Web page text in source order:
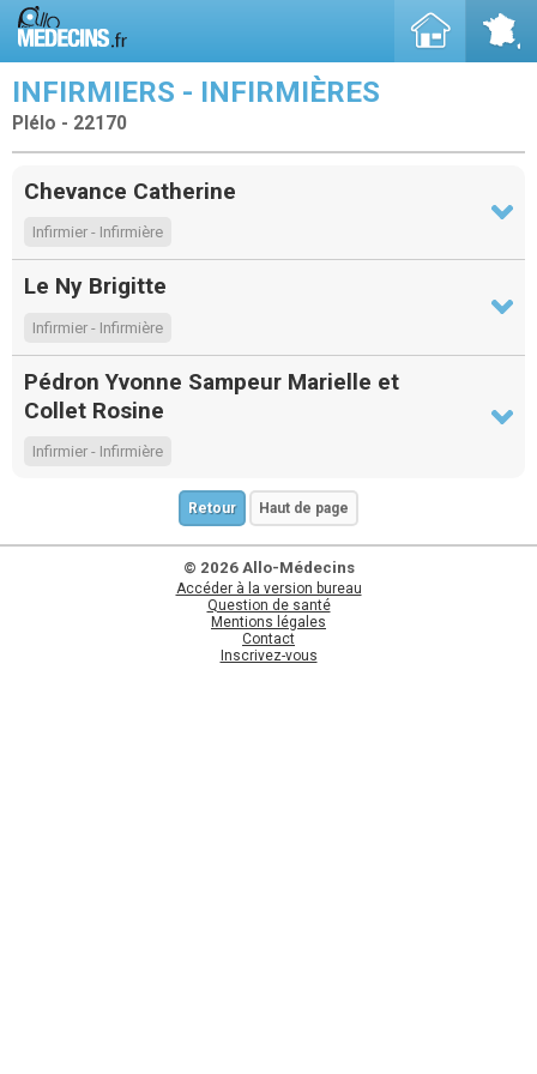
INFIRMIERS - INFIRMIÈRES
Plélo - 22170
Chevance Catherine
Infirmier - Infirmière
Le Ny Brigitte
Infirmier - Infirmière
Pédron Yvonne Sampeur Marielle et
Collet Rosine
Infirmier - Infirmière
Retour Haut de page
© 2026 Allo-Médecins
Accéder à la version bureau
Question de santé
Mentions légales
Contact
Inscrivez-vous